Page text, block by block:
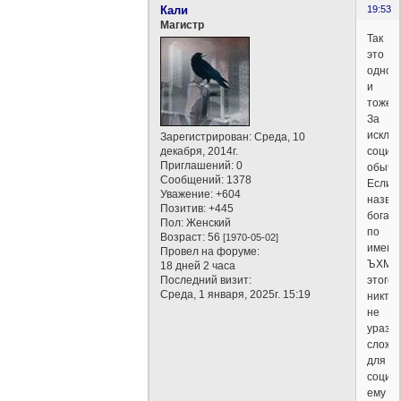
19:53
Кали
Магистр
Зарегистрирован: Среда, 10
декабря, 2014г.
Приглашений: 0
Сообщений: 1378
Уважение: +604
Позитив: +445
Пол: Женский
Возраст: 56[1970-05-02]
Провел на форуме:
18 дней 2 часа
Последний визит:
Среда, 1 января, 2025г. 15:19
Так
это
одно
и
тоже.
За
Если
бога
по
имени
этого
никто
не
для
ему